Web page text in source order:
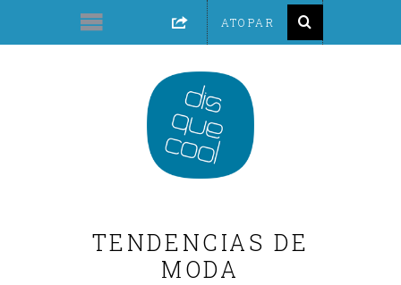
TENDENCIAS DE
MODA